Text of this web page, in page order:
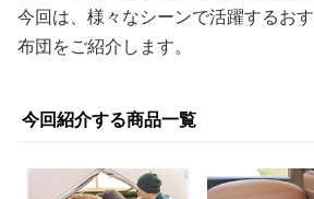
今回は、様々なシーンで活躍するお
布団をご紹介します。
今回紹介する商品一覧